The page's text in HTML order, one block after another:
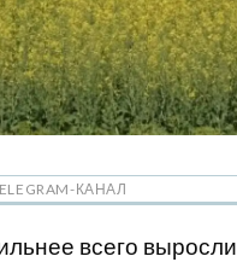
КАНАЛ
всего выросли